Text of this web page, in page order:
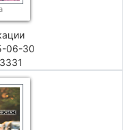
06-30